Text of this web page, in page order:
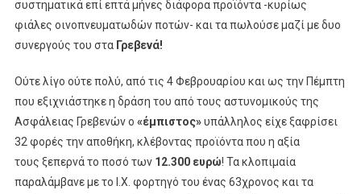
συστηματικά επί επτά μήνες διάφορα προϊόντα -κυρίως
φιάλες οινοπνευματωδών ποτών- και τα πωλούσε μαζί με δυο
συνεργούς του στα Γρεβενά!
Ούτε λίγο ούτε πολύ, από τις 4 Φεβρουαρίου και ως την Πέμπτη
που εξιχνιάστηκε η δράση του από τους αστυνομικούς της
Ασφάλειας Γρεβενών ο «έμπιστος»υπάλληλος είχε ξαφρίσει
32 φορές την αποθήκη, κλέβοντας προϊόντα που η αξία
τους ξεπερνά το ποσό των 12.300 ευρώ! Τα κλοπιμαία
παραλάμβανε με το Ι.Χ. φορτηγό του ένας 63χρονος και τα